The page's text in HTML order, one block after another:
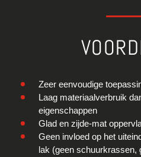
Zeer eenvoudige
Laag materiaalverbruik
eigenschappen
Glad en zijde-mat
Geen invloed op het
lak (geen schuurkrassen,